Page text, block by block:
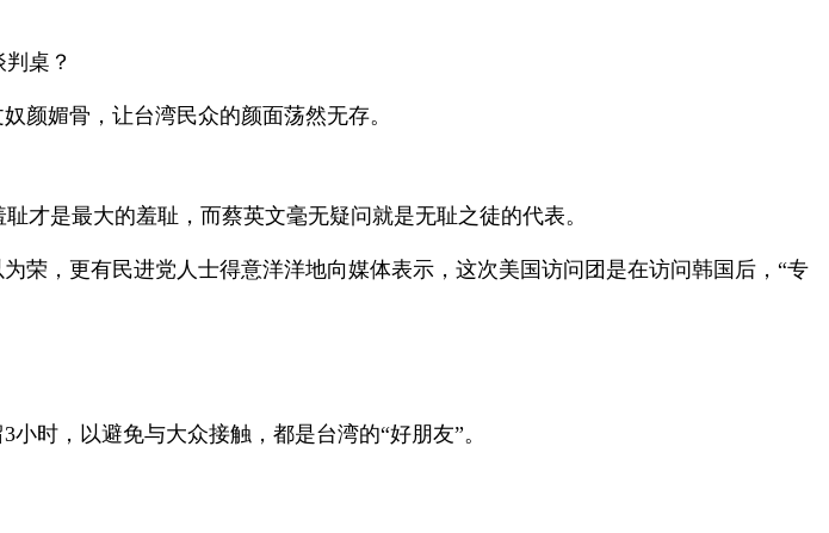
桌？
媚骨，让台湾民众的颜面荡然无存。
是最大的羞耻，而蔡英文毫无疑问就是无耻之徒的代表。
，更有民进党人士得意洋洋地向媒体表示，这次美国访问团是在访问韩国后，“专
时，以避免与大众接触，都是台湾的“好朋友”。